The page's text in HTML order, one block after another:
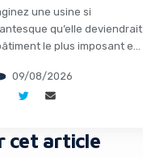
une usine si
qu’elle deviendrait
le plus imposant et
exactement le projet
que Tesla et SpaceX
une fabrique de semi-
révolutionnaire au
09/08/2026
cet article